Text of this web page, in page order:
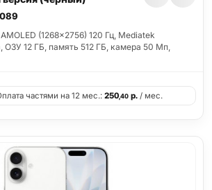
(1268x2756) 120 Гц, Mediatek
ОЗУ 12 ГБ, память 512 ГБ, камера 50 Мп,
частями на 12 мес.: 250,40 р. / мес.